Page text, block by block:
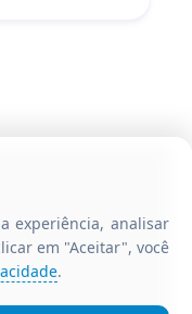
experiência, analisar
em "Aceitar", você
.